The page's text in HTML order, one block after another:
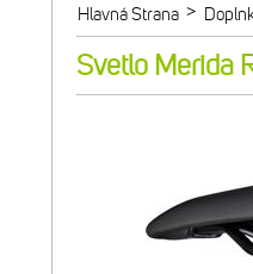
Hlavná Strana >
Svetlo Merida